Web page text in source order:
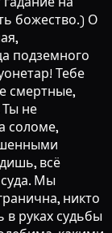
божество.) О
подземного
Тебе
смертные,
Ты не
соломе,
всё
Мы
никто
в руках судьбы